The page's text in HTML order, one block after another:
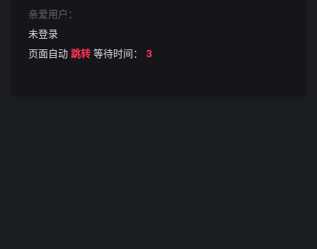
亲爱用户：
未登录
页面自动 跳转 等待时间： 3